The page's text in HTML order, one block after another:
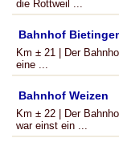
die Rottweil ...
Bahnhof
Km ± 21 | Der
eine ...
Bahnhof Weizen
Km ± 22 | Der
war einst ein ...